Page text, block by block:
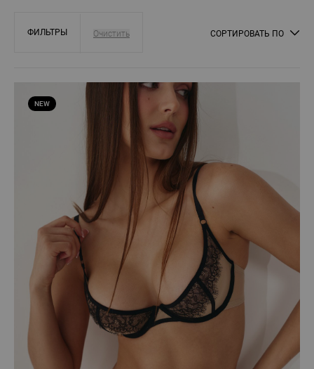
ФИЛЬТРЫ СОРТИРОВАТЬ ПО
NEW